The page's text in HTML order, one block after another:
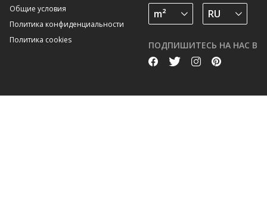
Общие условия
Политика конфиденциальности
Политика cookies
ПОДПИШИТЕСЬ НА НАС В